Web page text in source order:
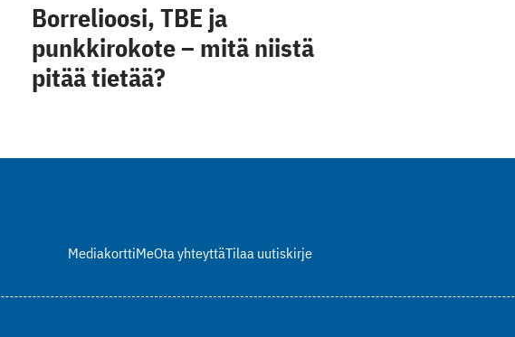
Borrelioosi, TBE ja
punkkirokote – mitä niistä
pitää tietää?
MediakorttiMeOta yhteyttäTilaa uutiskirje